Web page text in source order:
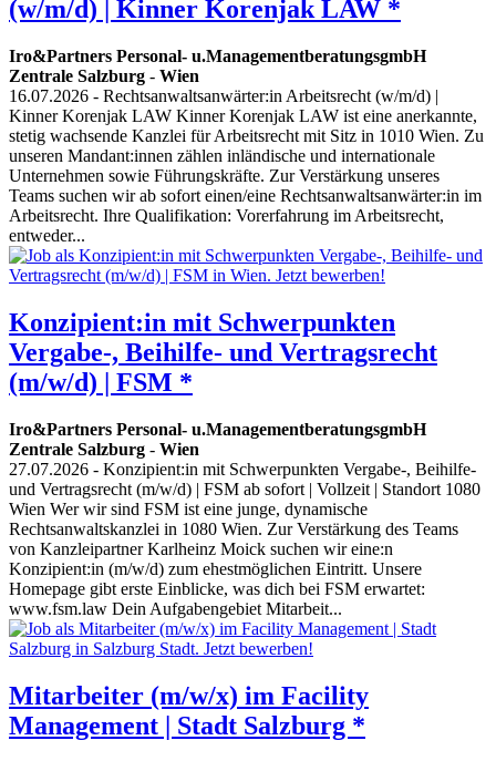
(w/m/d) | Kinner Korenjak LAW *
Iro&Partners Personal- u.ManagementberatungsgmbH
Zentrale Salzburg - Wien
16.07.2026 - Rechtsanwaltsanwärter:in Arbeitsrecht (w/m/d) |
Kinner Korenjak LAW Kinner Korenjak LAW ist eine anerkannte,
stetig wachsende Kanzlei für Arbeitsrecht mit Sitz in 1010 Wien. Zu
unseren Mandant:innen zählen inländische und internationale
Unternehmen sowie Führungskräfte. Zur Verstärkung unseres
Teams suchen wir ab sofort einen/eine Rechtsanwaltsanwärter:in im
Arbeitsrecht. Ihre Qualifikation: Vorerfahrung im Arbeitsrecht,
entweder...
Konzipient:in mit Schwerpunkten
Vergabe-, Beihilfe- und Vertragsrecht
(m/w/d) | FSM *
Iro&Partners Personal- u.ManagementberatungsgmbH
Zentrale Salzburg - Wien
27.07.2026 - Konzipient:in mit Schwerpunkten Vergabe-, Beihilfe-
und Vertragsrecht (m/w/d) | FSM ab sofort | Vollzeit | Standort 1080
Wien Wer wir sind FSM ist eine junge, dynamische
Rechtsanwaltskanzlei in 1080 Wien. Zur Verstärkung des Teams
von Kanzleipartner Karlheinz Moick suchen wir eine:n
Konzipient:in (m/w/d) zum ehestmöglichen Eintritt. Unsere
Homepage gibt erste Einblicke, was dich bei FSM erwartet:
www.fsm.law Dein Aufgabengebiet Mitarbeit...
Mitarbeiter (m/w/x) im Facility
Management | Stadt Salzburg *